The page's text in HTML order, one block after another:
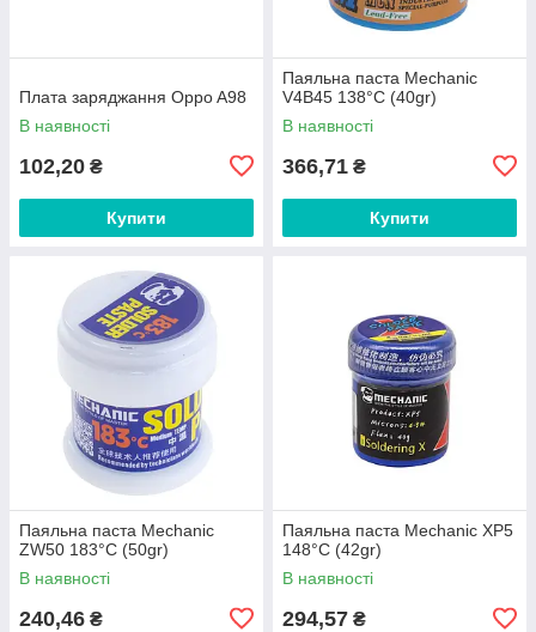
Плата заряджання Oppo A98
В наявності
102,20 ₴
Купити
Паяльна паста Mechanic
V4B45 138°C (40gr)
В наявності
366,71 ₴
Купити
Паяльна паста Mechanic
ZW50 183°C (50gr)
В наявності
240,46 ₴
Паяльна паста Mechanic XP5
148°C (42gr)
В наявності
294,57 ₴